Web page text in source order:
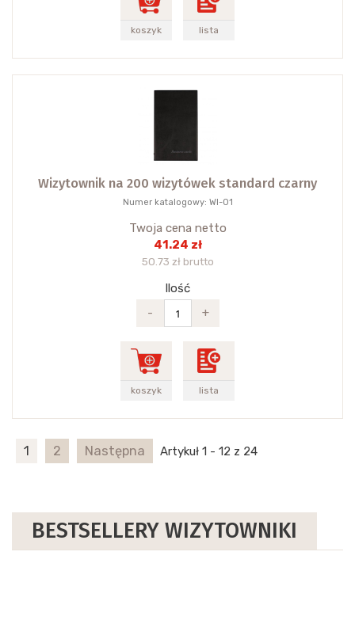
koszyk lista
Wizytownik na 200 wizytówek standard czarny
Numer katalogowy: WI-01
Twoja cena netto
41.24 zł
50.73 zł brutto
Ilość
-
+
koszyk lista
1 2 Następna Artykuł 1 - 12 z 24
BESTSELLERY WIZYTOWNIKI